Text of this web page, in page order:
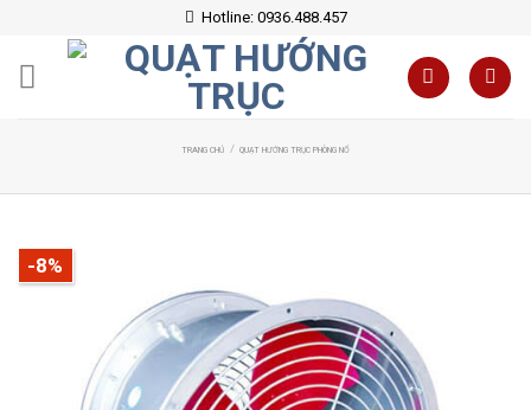
content
Hotline: 0936.488.457
TRANG CHỦ / QUẠT HƯỚNG TRỤC PHÒNG NỔ
-8%